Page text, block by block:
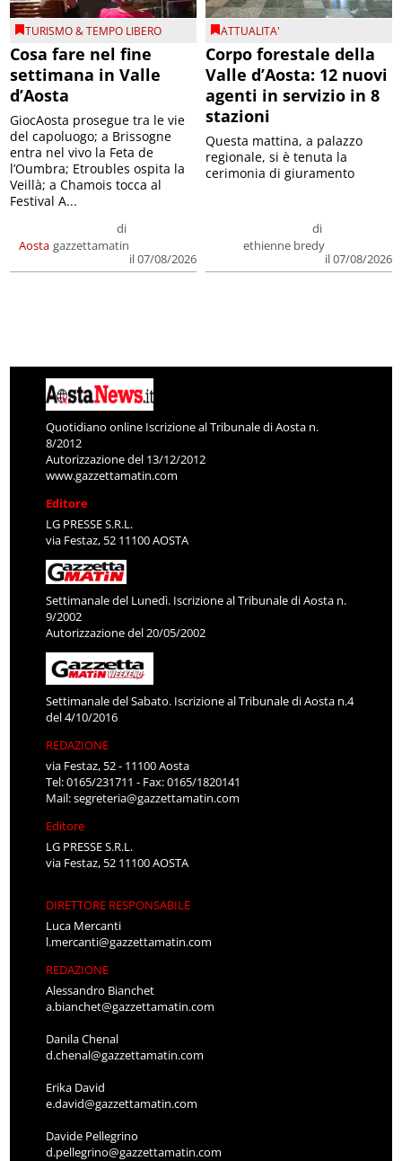
TURISMO & TEMPO LIBERO
Cosa fare nel fine
settimana in Valle
d’Aosta
Aosta
di
gazzettamatin
il 07/08/2026
GiocAosta prosegue tra le vie
del capoluogo; a Brissogne
entra nel vivo la Feta de
l’Oumbra; Etroubles ospita la
Veillà; a Chamois tocca al
Festival A...
ATTUALITA'
Corpo forestale della
Valle d’Aosta: 12 nuovi
agenti in servizio in 8
stazioni
di
ethienne bredy
il 07/08/2026
Questa mattina, a palazzo
regionale, si è tenuta la
cerimonia di giuramento
Quotidiano online Iscrizione al Tribunale di Aosta n.
8/2012
Autorizzazione del 13/12/2012
www.gazzettamatin.com
Editore
LG PRESSE S.R.L.
via Festaz, 52 11100 AOSTA
Settimanale del Lunedì. Iscrizione al Tribunale di Aosta n.
9/2002
Autorizzazione del 20/05/2002
Settimanale del Sabato. Iscrizione al Tribunale di Aosta n.4
del 4/10/2016
REDAZIONE
via Festaz, 52 - 11100 Aosta
Tel: 0165/231711 - Fax: 0165/1820141
Mail:segreteria@gazzettamatin.com
Editore
LG PRESSE S.R.L.
via Festaz, 52 11100 AOSTA
DIRETTORE RESPONSABILE
Luca Mercanti
l.mercanti@gazzettamatin.com
REDAZIONE
Alessandro Bianchet
a.bianchet@gazzettamatin.com
Danila Chenal
d.chenal@gazzettamatin.com
Erika David
e.david@gazzettamatin.com
Davide Pellegrino
d.pellegrino@gazzettamatin.com